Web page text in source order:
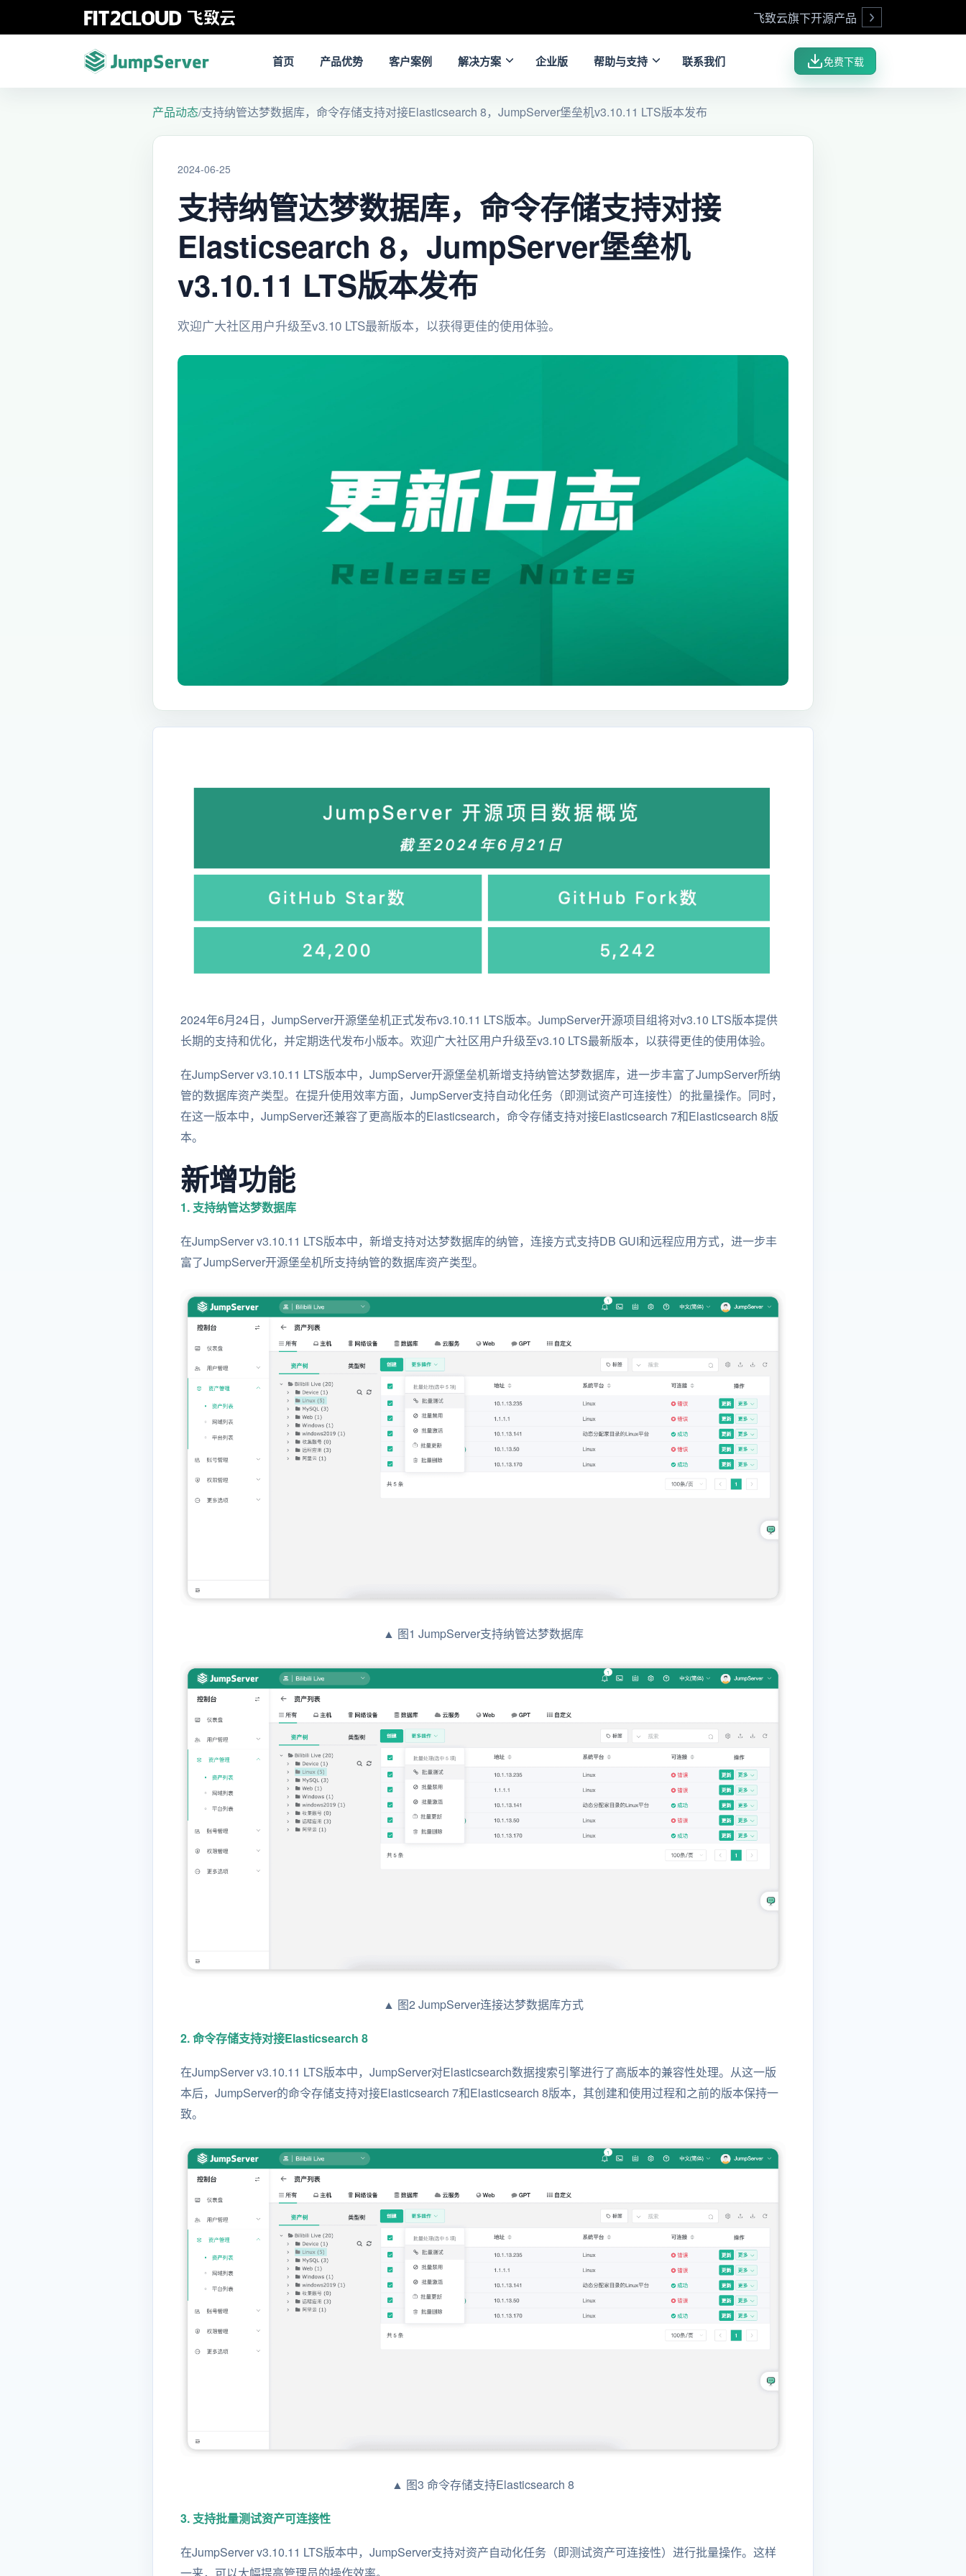
飞致云旗下开源产品 Open
首页 产品优势 客户案例 解决方案 企业版 帮助与支持 联系我们 免费下载
产品动态/支持纳管达梦数据库，命令存储支持对接Elasticsearch 8，JumpServer堡垒机v3.10.11 LTS版本发布
2024-06-25
支持纳管达梦数据库，命令存储支持对接
Elasticsearch 8，JumpServer堡垒机
v3.10.11 LTS版本发布
欢迎广大社区用户升级至v3.10 LTS最新版本，以获得更佳的使用体验。
2024年6月24日，JumpServer开源堡垒机正式发布v3.10.11 LTS版本。JumpServer开源项目组将对v3.10 LTS版本提供
长期的支持和优化，并定期迭代发布小版本。欢迎广大社区用户升级至v3.10 LTS最新版本，以获得更佳的使用体验。
在JumpServer v3.10.11 LTS版本中，JumpServer开源堡垒机新增支持纳管达梦数据库，进一步丰富了JumpServer所纳
管的数据库资产类型。在提升使用效率方面，JumpServer支持自动化任务（即测试资产可连接性）的批量操作。同时，
在这一版本中，JumpServer还兼容了更高版本的Elasticsearch，命令存储支持对接Elasticsearch 7和Elasticsearch 8版
本。
新增功能
1. 支持纳管达梦数据库
在JumpServer v3.10.11 LTS版本中，新增支持对达梦数据库的纳管，连接方式支持DB GUI和远程应用方式，进一步丰
富了JumpServer开源堡垒机所支持纳管的数据库资产类型。
▲ 图1 JumpServer支持纳管达梦数据库
▲ 图2 JumpServer连接达梦数据库方式
2. 命令存储支持对接Elasticsearch 8
在JumpServer v3.10.11 LTS版本中，JumpServer对Elasticsearch数据搜索引擎进行了高版本的兼容性处理。从这一版
本后，JumpServer的命令存储支持对接Elasticsearch 7和Elasticsearch 8版本，其创建和使用过程和之前的版本保持一
致。
▲ 图3 命令存储支持Elasticsearch 8
3. 支持批量测试资产可连接性
在JumpServer v3.10.11 LTS版本中，JumpServer支持对资产自动化任务（即测试资产可连接性）进行批量操作。这样